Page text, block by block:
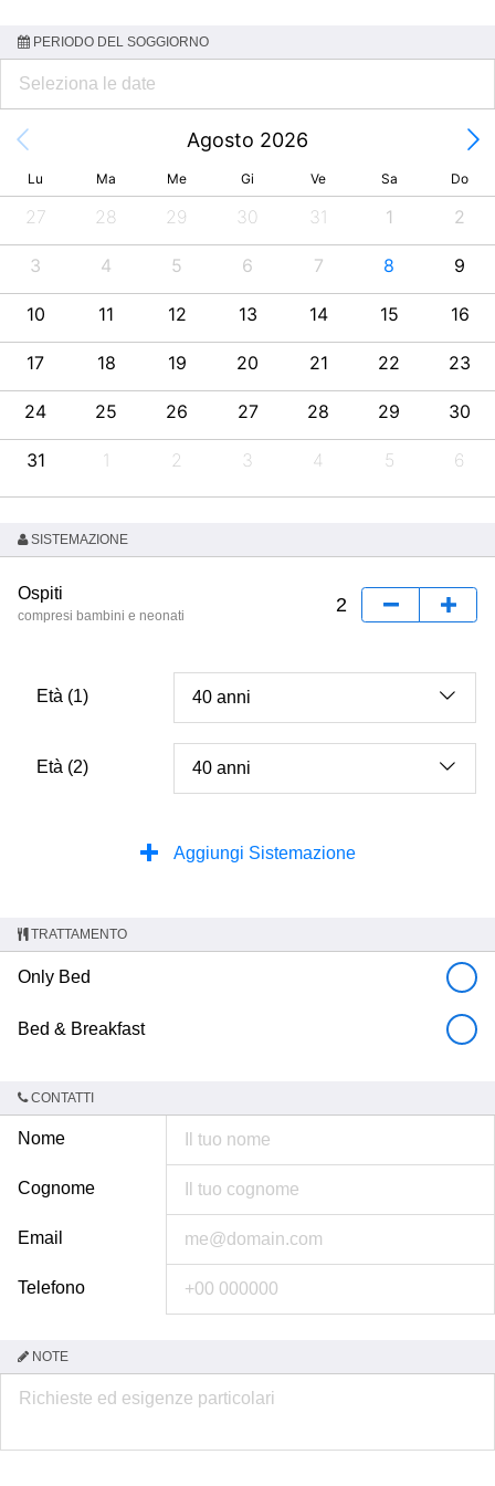
PERIODO DEL SOGGIORNO
Agosto 2026
Lu Ma Me Gi Ve Sa Do
27 28 29 30 31 1 2
3 4 5 6 7 8 9
10 11 12 13 14 15 16
17 18 19 20 21 22 23
24 25 26 27 28 29 30
31 1 2 3 4 5 6
SISTEMAZIONE
Ospiti
compresi bambini e neonati
Età (1)
Età (2)
Aggiungi Sistemazione
TRATTAMENTO
Only Bed
Bed & Breakfast
CONTATTI
Nome
Cognome
Email
Telefono
NOTE